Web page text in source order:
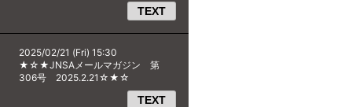
TEXT
2025/02/21 (Fri) 15:30
★☆★JNSAメールマガジン 第
306号 2025.2.21☆★☆
TEXT